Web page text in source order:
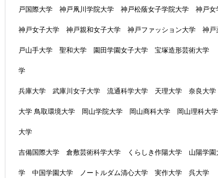
戸国際大学 神戸凧川学院大学 神戸松蔭女子学院大学 神戸女
神戸女子大学 神戸親和女子大学 神戸ファッション大学 神戸
戸山手大学 聖和大学 園田学園女子大学 宝塚造形芸術大学
学
兵庫大学 武庫川女子大学 流通科学大学 天理大学 奈良大
大学 鳥取環境大学 岡山学院大学 岡山商科大学 岡山理科大
大学
吉備国際大学 倉敷芸術科学大学 くらしき作陽大学 山陽学園
学 中国学園大学 ノートルダム清心大学 実作大学 呉大学